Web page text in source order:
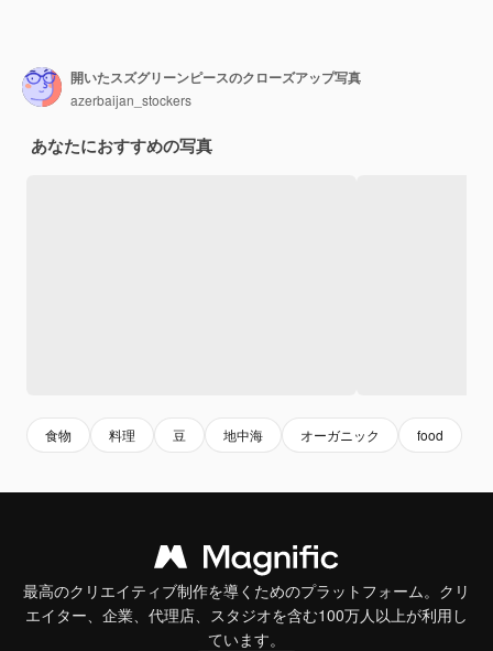
開いたスズグリーンピースのクローズアップ写真
azerbaijan_stockers
あなたにおすすめの写真
食物 料理 豆 地中海 オーガニック food
最高のクリエイティブ制作を導くためのプラットフォーム。クリ
エイター、企業、代理店、スタジオを含む100万人以上が利用し
ています。